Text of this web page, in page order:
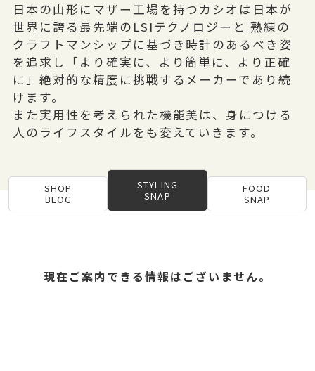
日本の山形にマザー工場を持つカシオは日本が
世界に誇る最先端のLSIテクノロジーと 熟練の
クラフトマンシップに基づき時計のあるべき姿
を追求し「より確実に、より簡単に、より正確
に」絶対的な精度に挑戦するメーカーであり続
けます。
また実用性を考えられた機能美は、身につける
人のライフスタイルをも変えていきます。
SHOP
BLOG
STYLING
SNAP
FOOD
SNAP
現在ご案内できる情報はございません。